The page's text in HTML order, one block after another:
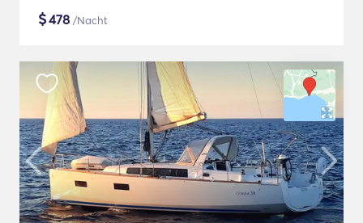
$478 /Nacht